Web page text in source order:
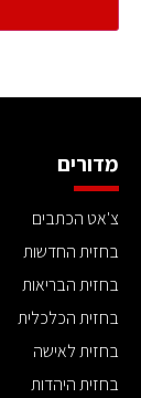
מדורים
צ'אט הכתבים
בחזית החדשות
בחזית הבריאות
בחזית הכלכלית
בחזית לאישה
בחזית היהדות